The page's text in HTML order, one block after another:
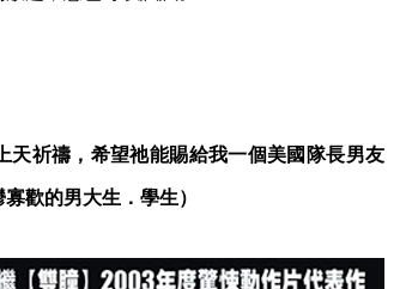
天祈禱，希望祂能賜給我一個美國隊長男友
歡的男大生．學生）